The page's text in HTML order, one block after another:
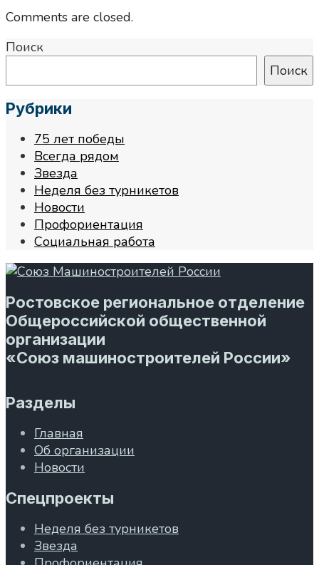
Comments are closed.
Поиск
Поиск
Рубрики
75 лет победы
Всегда рядом
Звезда
Неделя без турникетов
Новости
Профориентация
Социальная работа
Ростовское региональное отделение
Общероссийской общественной
организации
«Союз машиностроителей России»
Разделы
Главная
Об организации
Новости
Спецпроекты
Неделя без турникетов
Звезда